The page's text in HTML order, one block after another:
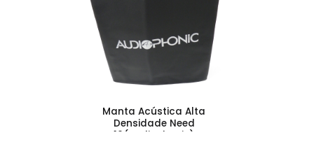
Manta Acústica Alta
Densidade Need
10(Audiophonic)